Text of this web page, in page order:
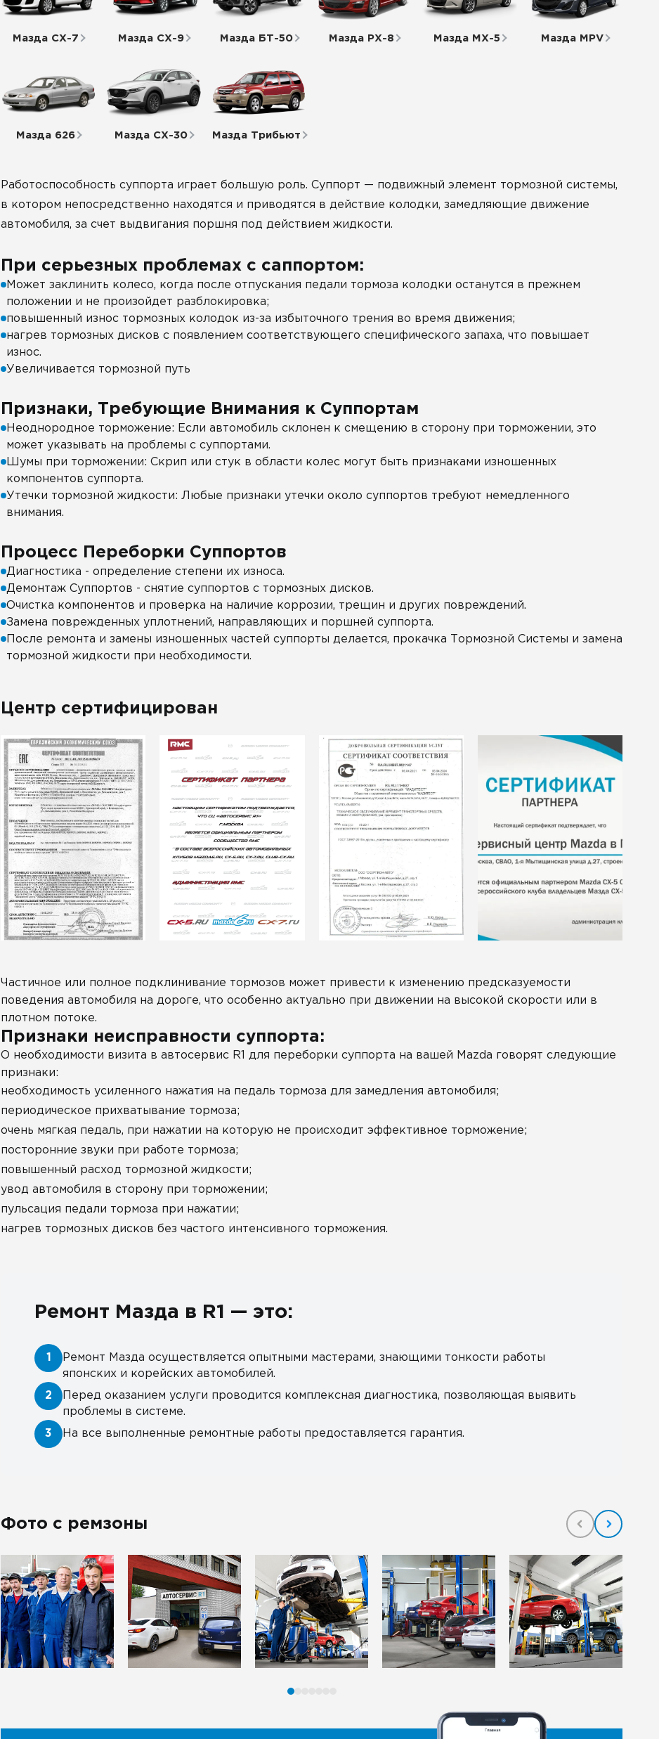
Мазда СХ-7 Мазда СХ-9 Мазда БТ-50 Мазда РХ-8 Мазда МХ-5 Мазда MPV
Мазда 626 Мазда СХ-30 Мазда Трибьют
Работоспособность суппорта играет большую роль. Суппорт — подвижный элемент тормозной системы,
в котором непосредственно находятся и приводятся в действие колодки, замедляющие движение
автомобиля, за счет выдвигания поршня под действием жидкости.
При серьезных проблемах с саппортом:
Может заклинить колесо, когда после отпускания педали тормоза колодки останутся в прежнем
положении и не произойдет разблокировка;
повышенный износ тормозных колодок из-за избыточного трения во время движения;
нагрев тормозных дисков с появлением соответствующего специфического запаха, что повышает
износ.
Увеличивается тормозной путь
Признаки, Требующие Внимания к Суппортам
Неоднородное торможение: Если автомобиль склонен к смещению в сторону при торможении, это
может указывать на проблемы с суппортами.
Шумы при торможении: Скрип или стук в области колес могут быть признаками изношенных
компонентов суппорта.
Утечки тормозной жидкости: Любые признаки утечки около суппортов требуют немедленного
внимания.
Процесс Переборки Суппортов
Диагностика - определение степени их износа.
Демонтаж Суппортов - снятие суппортов с тормозных дисков.
Очистка компонентов и проверка на наличие коррозии, трещин и других повреждений.
Замена поврежденных уплотнений, направляющих и поршней суппорта.
После ремонта и замены изношенных частей суппорты делается, прокачка Тормозной Системы и замена
тормозной жидкости при необходимости.
Центр сертифицирован
Частичное или полное подклинивание тормозов может привести к изменению предсказуемости
поведения автомобиля на дороге, что особенно актуально при движении на высокой скорости или в
плотном потоке.
Признаки неисправности суппорта:
О необходимости визита в автосервис R1 для переборки суппорта на вашей Mazda говорят следующие
признаки:
необходимость усиленного нажатия на педаль тормоза для замедления автомобиля;
периодическое прихватывание тормоза;
очень мягкая педаль, при нажатии на которую не происходит эффективное торможение;
посторонние звуки при работе тормоза;
повышенный расход тормозной жидкости;
увод автомобиля в сторону при торможении;
пульсация педали тормоза при нажатии;
нагрев тормозных дисков без частого интенсивного торможения.
Ремонт Мазда в R1 — это:
1
Ремонт Мазда осуществляется опытными мастерами, знающими тонкости работы
японских и корейских автомобилей.
2
Перед оказанием услуги проводится комплексная диагностика, позволяющая выявить
проблемы в системе.
3 На все выполненные ремонтные работы предоставляется гарантия.
Фото с ремзоны